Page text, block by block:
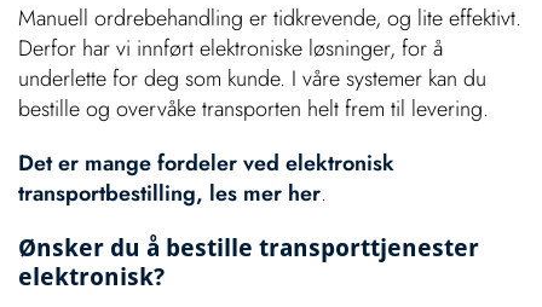
Manuell ordrebehandling er tidkrevende, og lite effektivt.
Derfor har vi innført elektroniske løsninger, for å
underlette for deg som kunde. I våre systemer kan du
bestille og overvåke transporten helt frem til levering.
Det er mange fordeler ved elektronisk
transportbestilling, les mer her.
Ønsker du å bestille transporttjenester
elektronisk?